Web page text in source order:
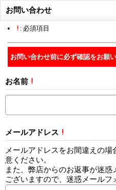
お問い合わせ
! : 必須項目
お問い合わせ前に必ず確認をお願
お名前 !
メールアドレス !
メールアドレスをお間違えの
意ください。
また、弊店からのお返事が迷
ございますので、迷惑メールフ